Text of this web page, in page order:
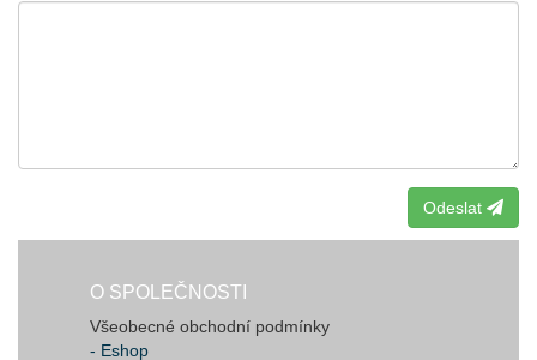
Odeslat
O SPOLEČNOSTI
Všeobecné obchodní podmínky
- Eshop